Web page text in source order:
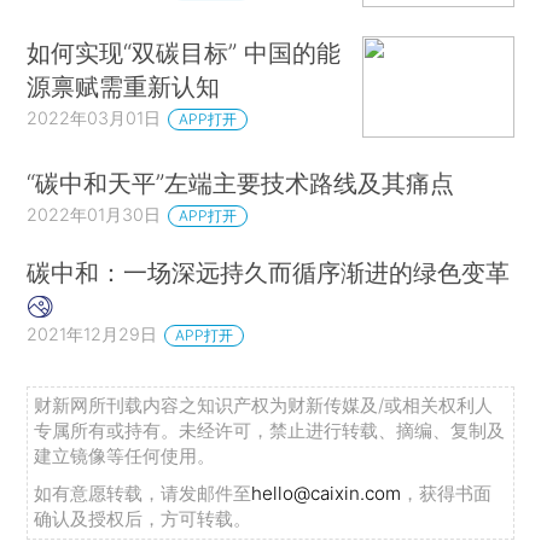
如何实现“双碳目标” 中国的能
源禀赋需重新认知
2022年03月01日 APP打开
“碳中和天平”左端主要技术路线及其痛点
2022年01月30日 APP打开
碳中和：一场深远持久而循序渐进的绿色变革
2021年12月29日 APP打开
财新网所刊载内容之知识产权为财新传媒及/或相关权利人
专属所有或持有。未经许可，禁止进行转载、摘编、复制及
建立镜像等任何使用。
如有意愿转载，请发邮件至hello@caixin.com ，获得书面
确认及授权后，方可转载。